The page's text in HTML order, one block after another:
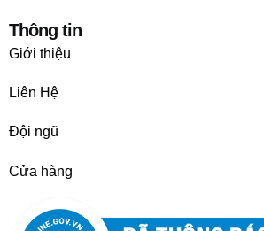
Thông tin
Giới thiệu
Liên Hệ
Đội ngũ
Cửa hàng